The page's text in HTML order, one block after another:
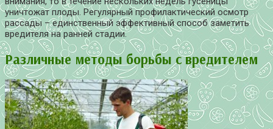
уничтожат плоды. Регулярный профилактический осмотр
рассады – единственный эффективный способ заметить
вредителя на ранней стадии.
Различные методы борьбы с вредителем